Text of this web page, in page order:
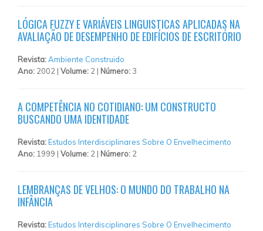
LÓGICA FUZZY E VARIÁVEIS LINGUISTICAS APLICADAS NA
AVALIAÇÃO DE DESEMPENHO DE EDIFÍCIOS DE ESCRITÓRIO
Revista:Ambiente Construido
Ano: 2002 | Volume: 2 | Número: 3
A COMPETÊNCIA NO COTIDIANO: UM CONSTRUCTO
BUSCANDO UMA IDENTIDADE
Revista:Estudos Interdisciplinares Sobre O Envelhecimento
Ano: 1999 | Volume: 2 | Número: 2
LEMBRANÇAS DE VELHOS: O MUNDO DO TRABALHO NA
INFÂNCIA
Revista:Estudos Interdisciplinares Sobre O Envelhecimento